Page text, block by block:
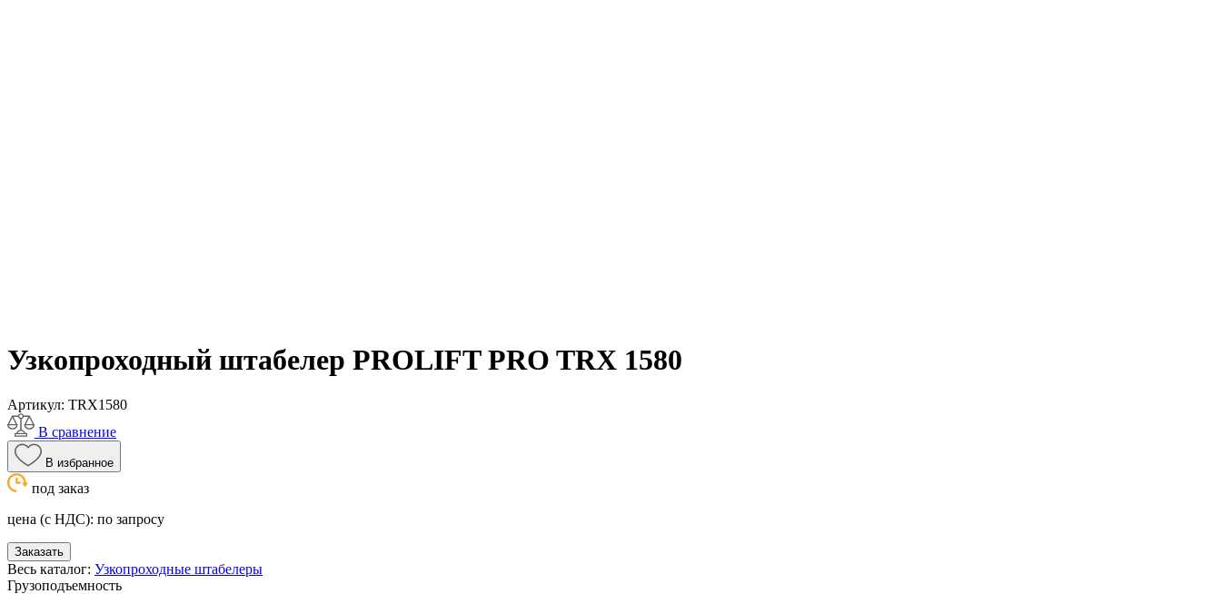
Узкопроходный штабелер PROLIFT PRO TRX 1580
Артикул: TRX1580
В сравнение
В избранное
под заказ
цена (с НДС): по запросу
Заказать
Весь каталог: Узкопроходные штабелеры
Грузоподъемность